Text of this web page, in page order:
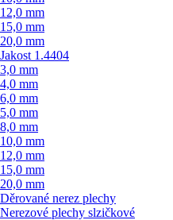
12,0 mm
15,0 mm
20,0 mm
Jakost 1.4404
3,0 mm
4,0 mm
6,0 mm
5,0 mm
8,0 mm
10,0 mm
12,0 mm
15,0 mm
20,0 mm
Děrované nerez plechy
Nerezové plechy slzičkové